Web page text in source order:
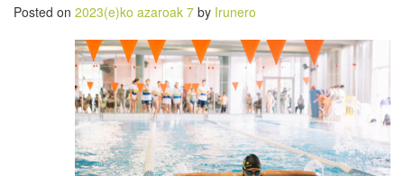
Posted on 2023(e)ko azaroak 7 by Irunero